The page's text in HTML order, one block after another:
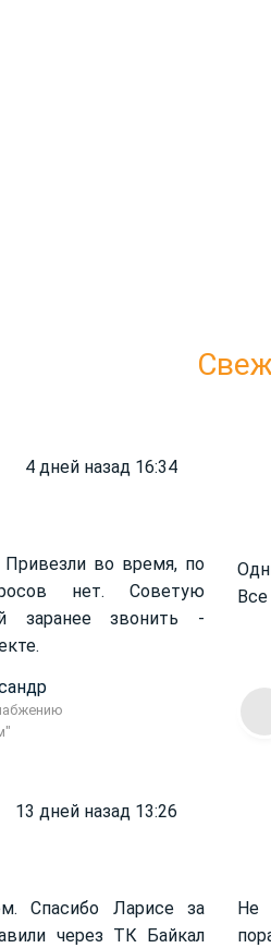
4 дней назад 16:34
Привезли во время, по
нет. Советую
заранее звонить -
13 дней назад 13:26
Спасибо Ларисе за
через ТК Байкал
Не